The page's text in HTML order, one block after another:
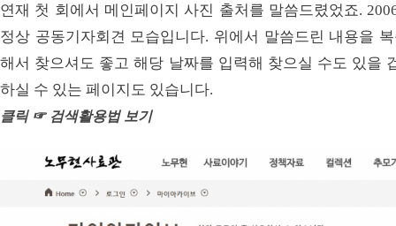
연재 첫 회에서 메인페이지 사진 출처를 말씀드렸었죠.
정상 공동기자회견 모습입니다. 위에서 말씀드린 내용을
해서 찾으셔도 좋고 해당 날짜를 입력해 찾으실 수도 있을
하실 수 있는 페이지도 있습니다.
클릭 ☞ 검색활용법 보기